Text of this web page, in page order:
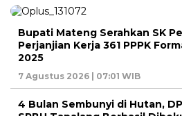
Bupati Mateng Serahkan SK
Perjanjian Kerja 361 PPPK
2025
7 Agustus 2026 | 07:01 WIB
4 Bulan Sembunyi di Hutan,